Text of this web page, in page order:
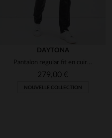
DAYTONA
Pantalon regular fit en cuir de vachette brillant
279,00 €
NOUVELLE COLLECTION